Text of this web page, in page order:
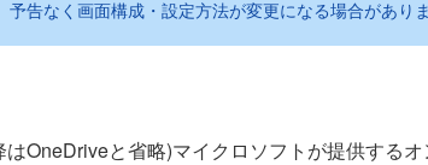
告なく画面構成・設定方法が変更になる場合がありま
はOneDriveと省略)マイクロソフトが提供する